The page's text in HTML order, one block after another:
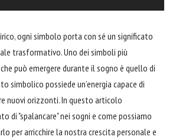
ogni simbolo porta con sé un significato
trasformativo. Uno dei simboli più
può emergere durante il sogno è quello di
simbolico possiede un’energia capace di
nuovi orizzonti. In questo articolo
di "spalancare" nei sogni e come possiamo
per arricchire la nostra crescita personale e